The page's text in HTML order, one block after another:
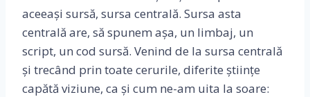
aceeași sursă, sursa centrală. Sursa asta
centrală are, să spunem așa, un limbaj, un
script, un cod sursă. Venind de la sursa centrală
și trecând prin toate cerurile, diferite științe
capătă viziune, ca și cum ne-am uita la soare: